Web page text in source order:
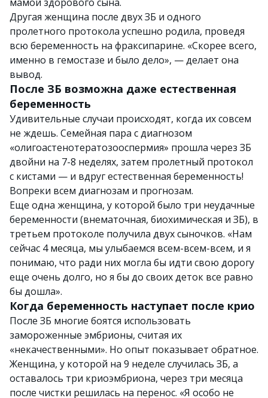
Другая женщина после двух ЗБ и одного
пролетного протокола успешно родила, проведя
всю беременность на фраксипарине. «Скорее всего,
именно в гемостазе и было дело», — делает она
вывод.
После ЗБ возможна даже естественная
беременность
Удивительные случаи происходят, когда их совсем
не ждешь. Семейная пара с диагнозом
«олигоастенотератозооспермия» прошла через ЗБ
двойни на 7-8 неделях, затем пролетный протокол
с кистами — и вдруг естественная беременность!
Вопреки всем диагнозам и прогнозам.
Еще одна женщина, у которой было три неудачные
беременности (внематочная, биохимическая и ЗБ), в
третьем протоколе получила двух сыночков. «Нам
сейчас 4 месяца, мы улыбаемся всем-всем-всем, и я
понимаю, что ради них могла бы идти свою дорогу
еще очень долго, но я бы до своих деток все равно
бы дошла».
Когда беременность наступает после крио
После ЗБ многие боятся использовать
замороженные эмбрионы, считая их
«некачественными». Но опыт показывает обратное.
Женщина, у которой на 9 неделе случилась ЗБ, а
оставалось три криоэмбриона, через три месяца
после чистки решилась на перенос. «Я особо не